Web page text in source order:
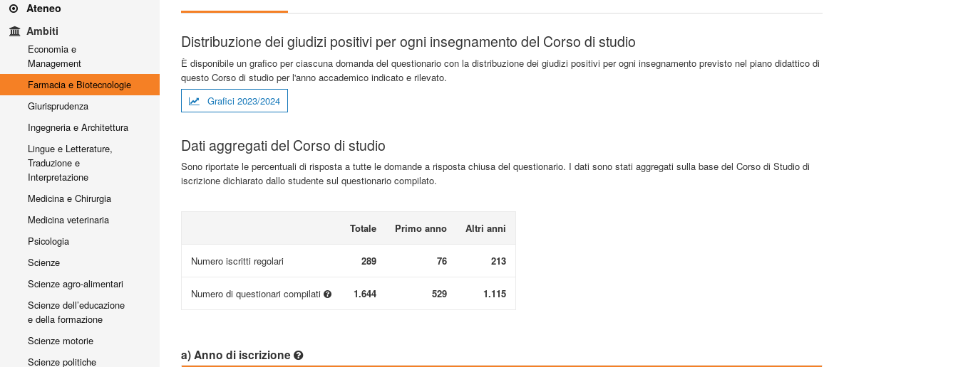
Ateneo
Ambiti
Economia e
Management
Farmacia e Biotecnologie
Giurisprudenza
Ingegneria e Architettura
Lingue e Letterature,
Traduzione e
Interpretazione
Medicina e Chirurgia
Medicina veterinaria
Psicologia
Scienze
Scienze agro-alimentari
Scienze dell’educazione
e della formazione
Scienze motorie
Scienze politiche
Distribuzione dei giudizi positivi per ogni insegnamento del Corso di studio
È disponibile un grafico per ciascuna domanda del questionario con la distribuzione dei giudizi positivi per ogni insegnamento previsto nel piano didattico di
questo Corso di studio per l'anno accademico indicato e rilevato.
Grafici 2023/2024
Dati aggregati del Corso di studio
Sono riportate le percentuali di risposta a tutte le domande a risposta chiusa del questionario. I dati sono stati aggregati sulla base del Corso di Studio di
iscrizione dichiarato dallo studente sul questionario compilato.
Totale Primo anno Altri anni
Numero iscritti regolari 289 76 213
Numero di questionari compilati 1.644 529 1.115
a) Anno di iscrizione